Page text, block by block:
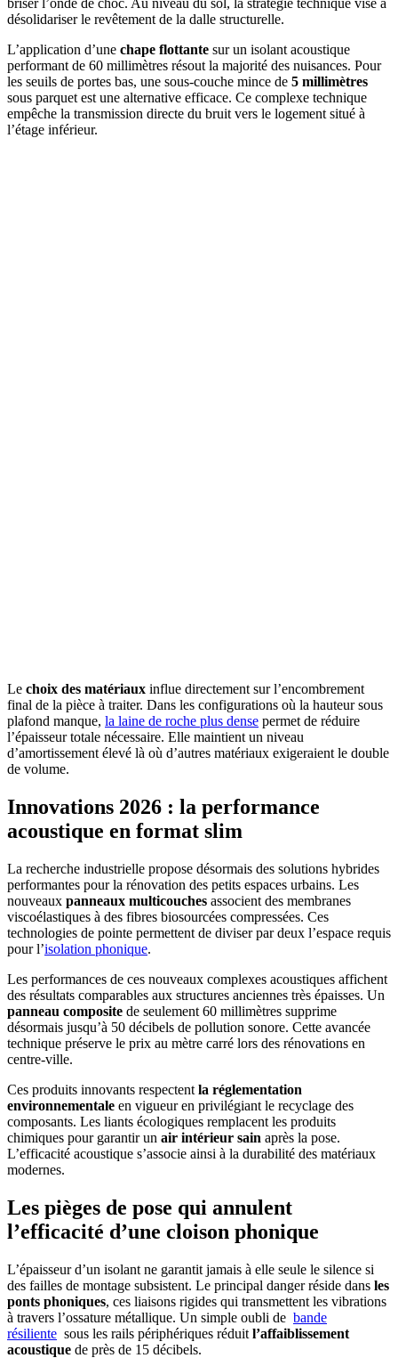
briser l’onde de choc. Au niveau du sol, la stratégie technique vise à
désolidariser le revêtement de la dalle structurelle.
L’application d’une chape flottante sur un isolant acoustique
performant de 60 millimètres résout la majorité des nuisances. Pour
les seuils de portes bas, une sous-couche mince de 5 millimètres
sous parquet est une alternative efficace. Ce complexe technique
empêche la transmission directe du bruit vers le logement situé à
l’étage inférieur.
Le choix des matériaux influe directement sur l’encombrement
final de la pièce à traiter. Dans les configurations où la hauteur sous
plafond manque, la laine de roche plus dense permet de réduire
l’épaisseur totale nécessaire. Elle maintient un niveau
d’amortissement élevé là où d’autres matériaux exigeraient le double
de volume.
Innovations 2026 : la performance
acoustique en format slim
La recherche industrielle propose désormais des solutions hybrides
performantes pour la rénovation des petits espaces urbains. Les
nouveaux panneaux multicouches associent des membranes
viscoélastiques à des fibres biosourcées compressées. Ces
technologies de pointe permettent de diviser par deux l’espace requis
pour l’isolation phonique.
Les performances de ces nouveaux complexes acoustiques affichent
des résultats comparables aux structures anciennes très épaisses. Un
panneau composite de seulement 60 millimètres supprime
désormais jusqu’à 50 décibels de pollution sonore. Cette avancée
technique préserve le prix au mètre carré lors des rénovations en
centre-ville.
Ces produits innovants respectent la réglementation
environnementale en vigueur en privilégiant le recyclage des
composants. Les liants écologiques remplacent les produits
chimiques pour garantir un air intérieur sain après la pose.
L’efficacité acoustique s’associe ainsi à la durabilité des matériaux
modernes.
Les pièges de pose qui annulent
l’efficacité d’une cloison phonique
L’épaisseur d’un isolant ne garantit jamais à elle seule le silence si
des failles de montage subsistent. Le principal danger réside dans les
ponts phoniques, ces liaisons rigides qui transmettent les vibrations
à travers l’ossature métallique. Un simple oubli de bande
résiliente sous les rails périphériques réduit l’affaiblissement
acoustique de près de 15 décibels.